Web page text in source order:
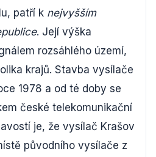
patří k nejvyšším
. Její výška
rozsáhlého území,
krajů. Stavba vysílače
1978 a od té doby se
české telekomunikační
je, že vysílač Krašov
původního vysílače z